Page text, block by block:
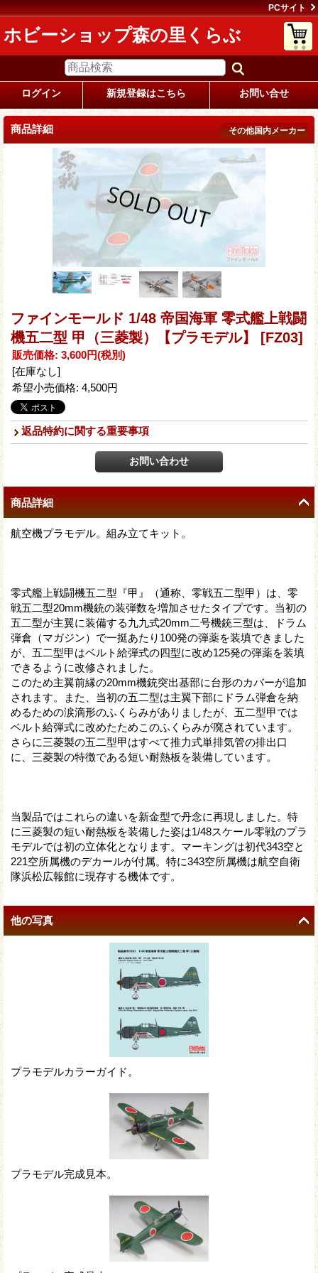
PCサイト
ホビーショップ森の里くらぶ
ログイン 新規登録はこちら お問い合せ
商品詳細 その他国内メーカー
ファインモールド 1/48 帝国海軍 零式艦上戦闘
機五二型 甲（三菱製）【プラモデル】
[FZ03]
販売価格: 3,600円(税別)
[在庫なし]
希望小売価格: 4,500円
返品特約に関する重要事項
商品詳細
航空機プラモデル。組み立てキット。
零式艦上戦闘機五二型『甲』（通称、零戦五二型甲）は、零
戦五二型20mm機銃の装弾数を増加させたタイプです。当初の
五二型が主翼に装備する九九式20mm二号機銃三型は、ドラム
弾倉（マガジン）で一挺あたり100発の弾薬を装填できました
が、五二型甲はベルト給弾式の四型に改め125発の弾薬を装填
できるように改修されました。
このため主翼前縁の20mm機銃突出基部に台形のカバーが追加
されます。また、当初の五二型は主翼下部にドラム弾倉を納
めるための涙滴形のふくらみがありましたが、五二型甲では
ベルト給弾式に改めたためこのふくらみが廃されています。
さらに三菱製の五二型甲はすべて推力式単排気管の排出口
に、三菱製の特徴である短い耐熱板を装備しています。
当製品ではこれらの違いを新金型で丹念に再現しました。特
に三菱製の短い耐熱板を装備した姿は1/48スケール零戦のプラ
モデルでは初の立体化となります。マーキングは初代343空と
221空所属機のデカールが付属。特に343空所属機は航空自衛
隊浜松広報館に現存する機体です。
他の写真
プラモデルカラーガイド。
プラモデル完成見本。